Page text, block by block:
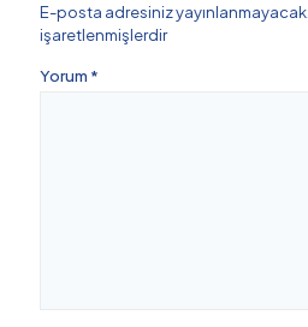
E-posta adresiniz yayınlanmayacak.
işaretlenmişlerdir
Yorum *